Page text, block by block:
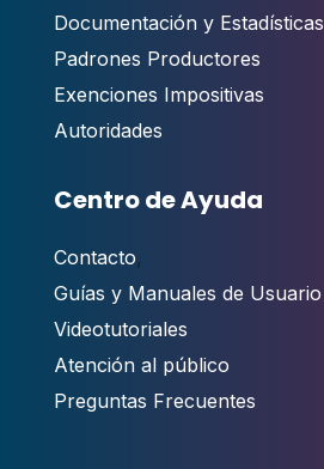
Documentación y Estadísticas
Padrones Productores
Exenciones Impositivas
Autoridades
Centro de Ayuda
Contacto,
Guías y Manuales de Usuario
Videotutoriales
Atención al público
Preguntas Frecuentes